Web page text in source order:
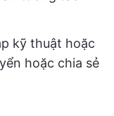
kỹ thuật hoặc
hoặc chia sẻ